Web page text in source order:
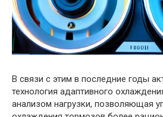
В связи с этим в последние годы
технология адаптивного
анализом нагрузки, позволяющая